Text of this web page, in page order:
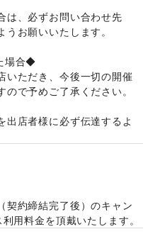
は、必ずお問い合わせ先
うお願いいたします。
場合◆
いただき、今後一切の開催
ので予めご了承ください。
出店者様に必ず伝達するよ
契約締結完了後）のキャン
用料金を頂戴いたします。